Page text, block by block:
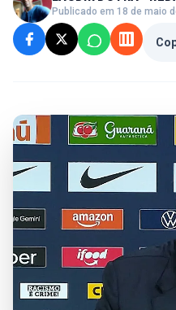
Publicado em 18 de maio